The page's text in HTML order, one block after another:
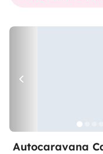
Autocaravana